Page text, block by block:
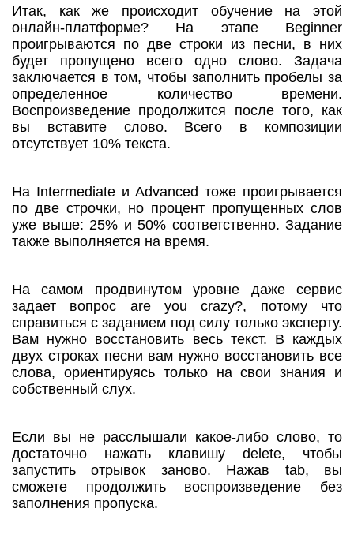
Итак, как же происходит обучение на этой
онлайн-платформе? На этапе Beginner
проигрываются по две строки из песни, в них
будет пропущено всего одно слово. Задача
заключается в том, чтобы заполнить пробелы за
определенное количество времени.
Воспроизведение продолжится после того, как
вы вставите слово. Всего в композиции
отсутствует 10% текста.
На Intermediate и Advanced тоже проигрывается
по две строчки, но процент пропущенных слов
уже выше: 25% и 50% соответственно. Задание
также выполняется на время.
На самом продвинутом уровне даже сервис
задает вопрос are you crazy?, потому что
справиться с заданием под силу только эксперту.
Вам нужно восстановить весь текст. В каждых
двух строках песни вам нужно восстановить все
слова, ориентируясь только на свои знания и
собственный слух.
Если вы не расслышали какое-либо слово, то
достаточно нажать клавишу delete, чтобы
запустить отрывок заново. Нажав tab, вы
сможете продолжить воспроизведение без
заполнения пропуска.